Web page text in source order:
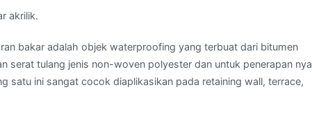
akrilik.
bakar adalah objek waterproofing yang terbuat dari bitumen
serat tulang jenis non-woven polyester dan untuk penerapan nya
satu ini sangat cocok diaplikasikan pada retaining wall, terrace,